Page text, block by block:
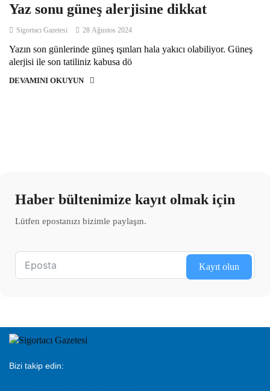
Yaz sonu güneş alerjisine dikkat
Sigortacı Gazetesi 28 Ağustos 2024
Yazın son günlerinde güneş ışınları hala yakıcı olabiliyor. Güneş
alerjisi ile son tatiliniz kabusa dö
DEVAMINI OKUYUN
Haber bültenimize kayıt olmak için
Lütfen epostanızı bizimle paylaşın.
Kayıt olun
Bizi takip edin: